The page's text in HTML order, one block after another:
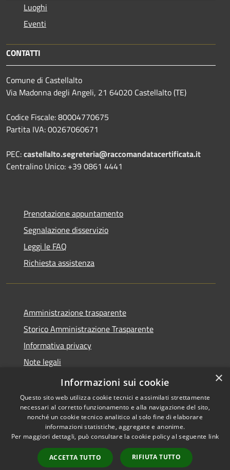
Luoghi
Eventi
CONTATTI
Comune di Castellalto
Via Madonna degli Angeli, 21 64020 Castellalto (TE)
Codice Fiscale: 80004770675
Partita IVA: 00267060671
PEC:castellalto.segreteria@raccomandatacertificata.it
Centralino Unico: +39 0861 4441
Prenotazione appuntamento
Segnalazione disservizio
Leggi le FAQ
Richiesta assistenza
Amministrazione trasparente
Storico Amministrazione Trasparente
Informativa privacy
Note legali
Dichiarazione di accessibilità
Accessibilità
Copyright © 2026 • Comune di
Castellalto • Powered by
Municipium•
Accesso
redazione
×
Informazioni sui cookie
Questo sito web utilizza cookie tecnici e assimilati strettamente
necessari al corretto funzionamento e alla navigazione del sito,
nonché un cookie tecnico analitico al solo fine di elaborare
informazioni statistiche, aggregate e anonime.
Per maggiori dettagli, può consultare la cookie policy al seguente link
ACCETTA TUTTO RIFIUTA TUTTO